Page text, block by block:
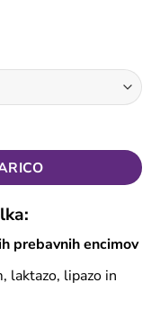
Nutrition količina
prebavnih encimov
laktazo, lipazo in